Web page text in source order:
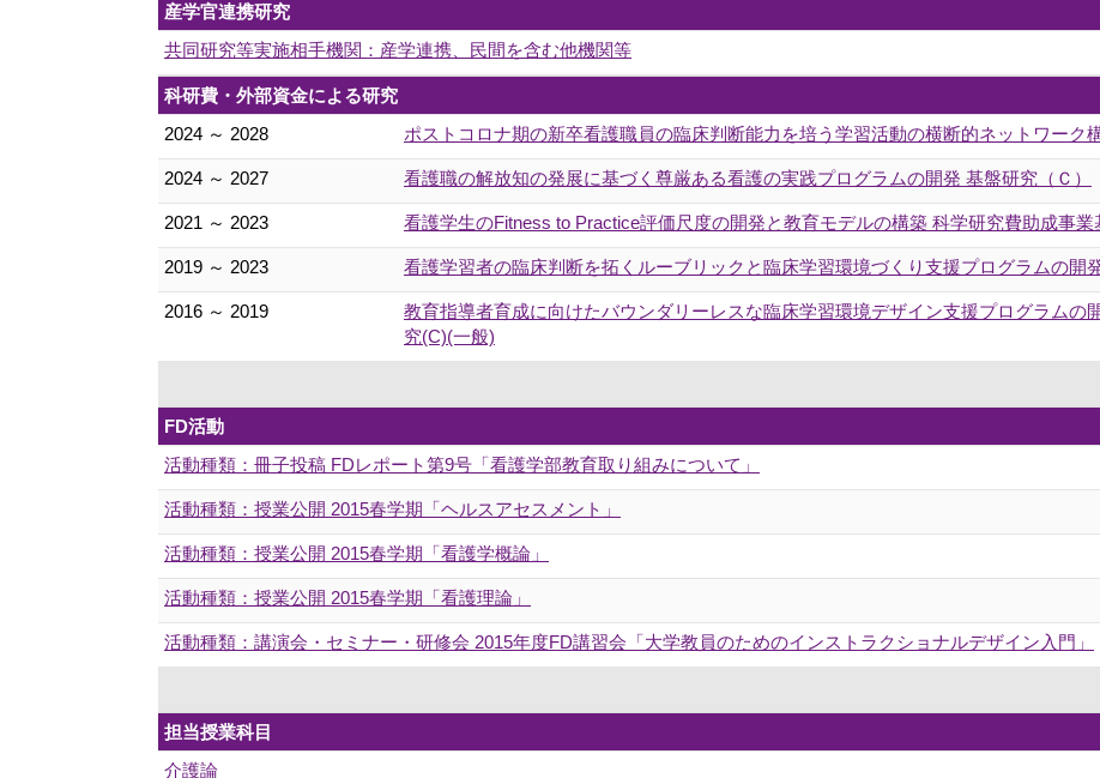
産学官連携研究
共同研究等実施相手機関：産学連携、民間を含む他機関等
科研費・外部資金による研究
2024 ～ 2028
ポストコロナ期の新卒看護職員の臨床判断能力を培う学習活動の横断的ネットワーク
2024 ～ 2027 看護職の解放知の発展に基づく尊厳ある看護の実践プログラムの開発 基盤研究（Ｃ）
2021 ～ 2023 看護学生のFitness to Practice評価尺度の開発と教育モデルの構築 科学研究費助成事業
2019 ～ 2023 看護学習者の臨床判断を拓くルーブリックと臨床学習環境づくり支援プログラムの開
2016 ～ 2019
教育指導者育成に向けたバウンダリーレスな臨床学習環境デザイン支援プログラムの
究(C)(一般)
FD活動
活動種類：冊子投稿 FDレポート第9号「看護学部教育取り組みについて」
活動種類：授業公開 2015春学期「ヘルスアセスメント」
活動種類：授業公開 2015春学期「看護学概論」
活動種類：授業公開 2015春学期「看護理論」
活動種類：講演会・セミナー・研修会 2015年度FD講習会「大学教員のためのインストラクショナルデザイン入門」
担当授業科目
介護論